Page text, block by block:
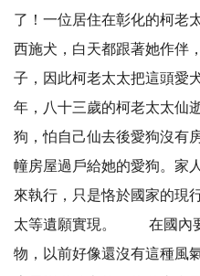
了！一位居住在彰化的柯老
西施犬，白天都跟著她作伴
子，因此柯老太太把這頭愛
年，八十三歲的柯老太太仙
狗，怕自己仙去後愛狗沒有
幢房屋過戶給她的愛狗。家
來執行，只是恪於國家的現
太等遺願實現。 在國內要
物，以前好像還沒有這種風